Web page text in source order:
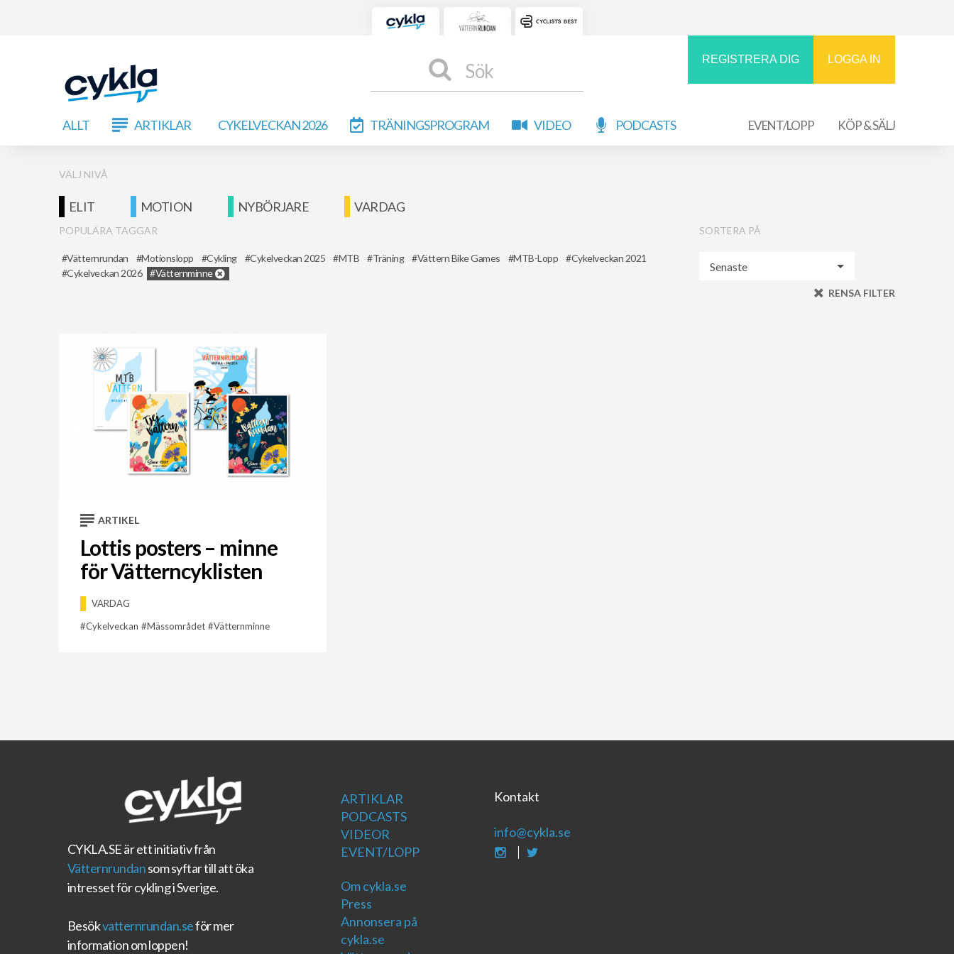
Sök
REGISTRERA DIG LOGGA IN
ALLT ARTIKLAR CYKELVECKAN 2026 TRÄNINGSPROGRAM VIDEO PODCASTS EVENT/LOPP KÖP & SÄLJ
VÄLJ NIVÅ
ELIT MOTION NYBÖRJARE VARDAG
POPULÄRA TAGGAR
Vätternrundan Motionslopp Cykling Cykelveckan 2025 MTB Träning Vättern Bike Games MTB-Lopp
Cykelveckan 2021
Cykelveckan 2026
Vätternminne
SORTERA PÅ
RENSA FILTER
ARTIKEL
Lottis posters – minne
för Vätterncyklisten
VARDAG
Cykelveckan
Mässområdet Vätternminne
CYKLA.SEär ett initiativ från
Vätternrundansom syftar till att öka
intresset för cykling i Sverige.
Besökvatternrundan.seför mer
information om loppen!
ARTIKLAR
PODCASTS
VIDEOR
EVENT/LOPP
Om cykla.se
Press
Annonsera på
cykla.se
Kontakt
info@cykla.se